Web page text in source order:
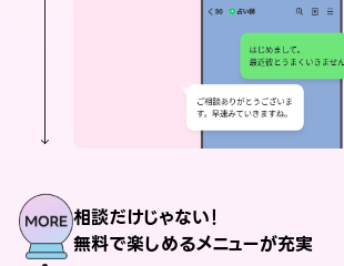
相談だけじゃない！
無料で楽しめるメニューが充実